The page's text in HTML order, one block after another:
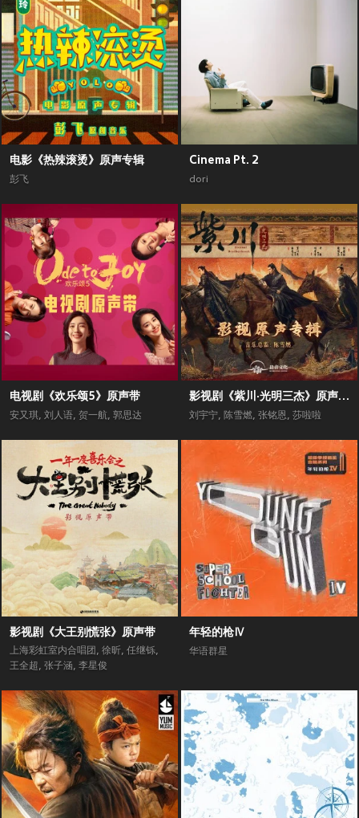
电影《热辣滚烫》原声专辑
彭飞
Cinema Pt. 2
dori
电视剧《欢乐颂5》原声带
安又琪, 刘人语, 贺一航, 郭思达
影视剧《紫川·光明三杰》原声专辑
刘宇宁, 陈雪燃, 张铭恩, 莎啦啦
影视剧《大王别慌张》原声带
上海彩虹室内合唱团 , 徐昕, 任继铄,
王全超, 张子涵, 李星俊
年轻的枪Ⅳ
华语群星